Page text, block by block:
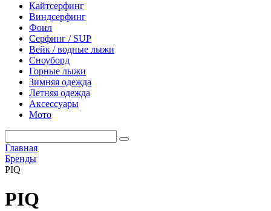
Кайтсерфинг
Виндсерфинг
Фоил
Серфинг / SUP
Вейк / водные лыжи
Сноуборд
Горные лыжи
Зимняя одежда
Летняя одежда
Аксессуары
Мото
Главная
Бренды
PIQ
PIQ